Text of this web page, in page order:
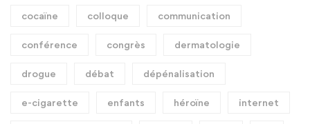
cocaïne colloque communication
conférence congrès dermatologie
drogue débat dépénalisation
e-cigarette enfants héroïne internet